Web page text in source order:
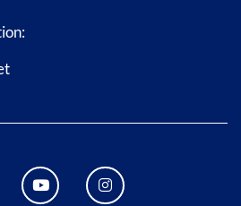
BAD WILDUNGEN
YOUTUBE KANAL STADT
INSTAGRAM